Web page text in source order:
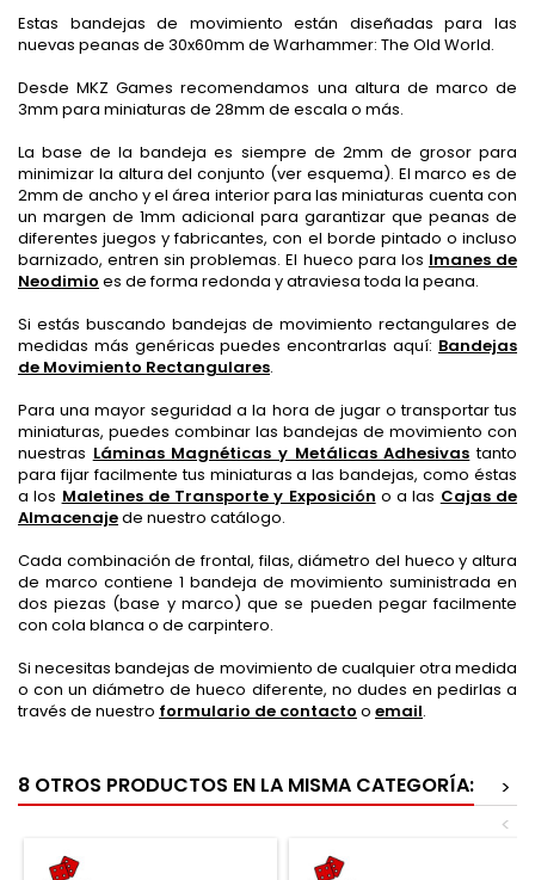
Estas bandejas de movimiento están diseñadas para las
nuevas peanas de 30x60mm de Warhammer: The Old World.
Desde MKZ Games recomendamos una altura de marco de
3mm para miniaturas de 28mm de escala o más.
La base de la bandeja es siempre de 2mm de grosor para
minimizar la altura del conjunto (ver esquema). El marco es de
2mm de ancho y el área interior para las miniaturas cuenta con
un margen de 1mm adicional para garantizar que peanas de
diferentes juegos y fabricantes, con el borde pintado o incluso
barnizado, entren sin problemas. El hueco para los Imanes de
Neodimio es de forma redonda y atraviesa toda la peana.
Si estás buscando bandejas de movimiento rectangulares de
medidas más genéricas puedes encontrarlas aquí: Bandejas
de Movimiento Rectangulares.
Para una mayor seguridad a la hora de jugar o transportar tus
miniaturas, puedes combinar las bandejas de movimiento con
nuestras Láminas Magnéticas y Metálicas Adhesivas tanto
para fijar facilmente tus miniaturas a las bandejas, como éstas
a los Maletines de Transporte y Exposición o a las Cajas de
Almacenajede nuestro catálogo.
Cada combinación de frontal, filas, diámetro del hueco y altura
de marco contiene 1 bandeja de movimiento suministrada en
dos piezas (base y marco) que se pueden pegar facilmente
con cola blanca o de carpintero.
Si necesitas bandejas de movimiento de cualquier otra medida
o con un diámetro de hueco diferente, no dudes en pedirlas a
través de nuestro formulario de contacto o email.
8 OTROS PRODUCTOS EN LA MISMA CATEGORÍA:
>
<